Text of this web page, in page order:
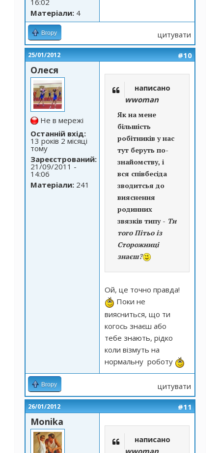
Матеріали: 4
Вгору цитувати
25/01/2012 #10
Олеся
Не в мережі
Останній вхід:
13 років 2 місяці
тому
Зареєстрований:
21/09/2011 -
14:06
Матеріали: 241
написано
wwoman
Як на мене
більшість
робітників у нас
тут беруть по-
знайомству, і
вся співбесіда
зводитсья до
вияснення
родинних
звязків типу - Ти
того Пітьо із
Сторожниці
знаєш?
Ой, це точно правда!
Поки не
виясниться, що ти
когось знаєш або
тебе знають, рідко
коли візмуть на
нормальну роботу
Вгору цитувати
26/01/2012 #11
Monika
написано
wwoman